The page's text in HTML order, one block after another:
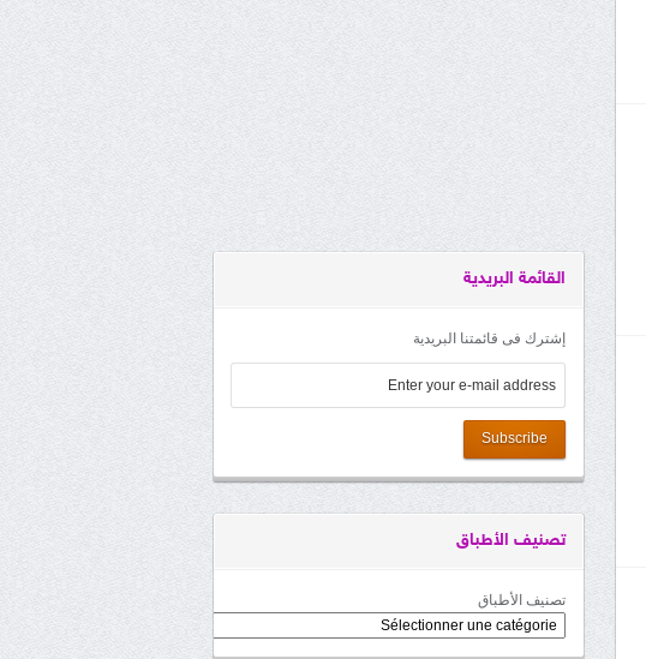
القائمة البريدية
إشترك فى قائمتنا البريدية
Subscribe
تصنيف الأطباق
تصنيف الأطباق